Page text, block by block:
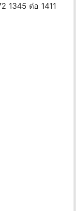
1345 ต่อ 1411